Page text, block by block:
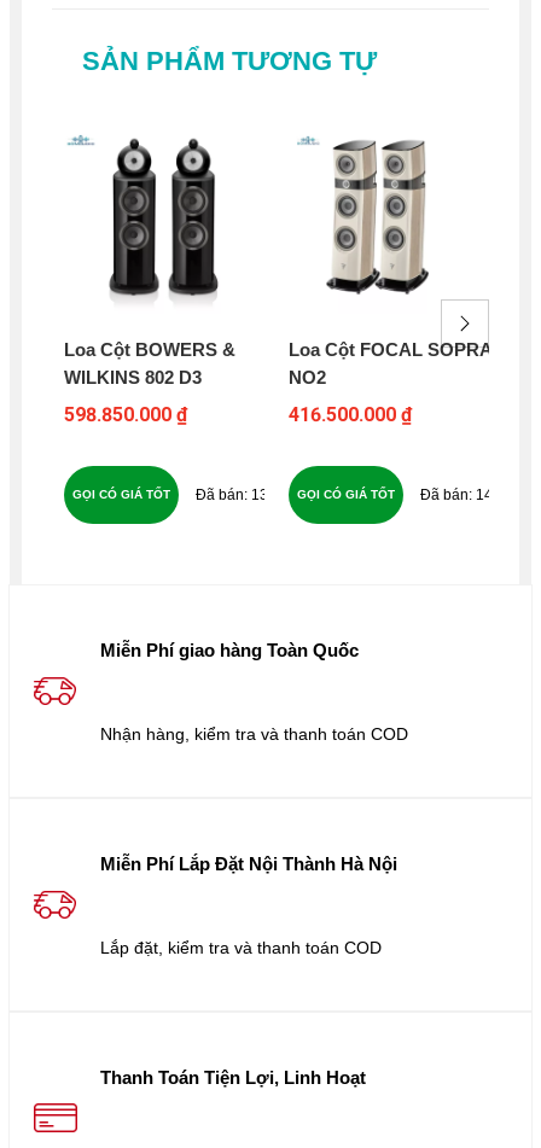
SẢN PHẨM TƯƠNG TỰ
Loa Cột BOWERS &
WILKINS 802 D3
598.850.000 ₫
138
GỌI CÓ GIÁ TỐT
Loa Cột FOCAL SOPRA
NO2
416.500.000 ₫
149
GỌI CÓ GIÁ TỐT
Miễn Phí giao hàng Toàn Quốc
Nhận hàng, kiểm tra và thanh toán COD
Miễn Phí Lắp Đặt Nội Thành Hà Nội
Lắp đặt, kiểm tra và thanh toán COD
Thanh Toán Tiện Lợi, Linh Hoạt